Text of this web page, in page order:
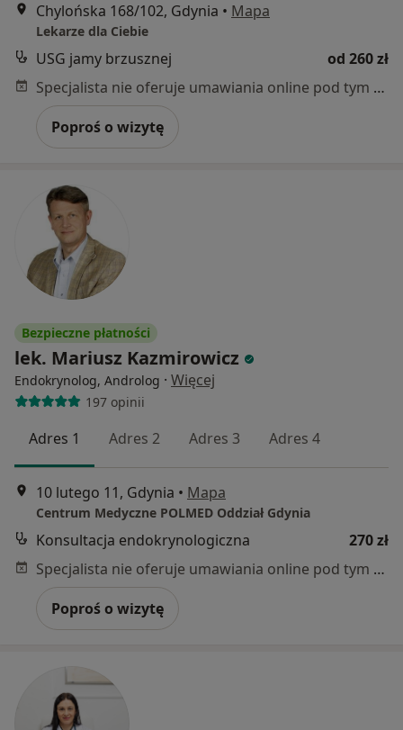
Chylońska 168/102, Gdynia • Mapa
Lekarze dla Ciebie
USG jamy brzusznej
od 260 zł
Specjalista nie oferuje umawiania online pod tym adresem.
Poproś o wizytę
Bezpieczne płatności
lek. Mariusz Kazmirowicz
Endokrynolog, Androlog · Więcej
197 opinii
Adres 1 Adres 2 Adres 3 Adres 4
10 lutego 11, Gdynia • Mapa
Centrum Medyczne POLMED Oddział Gdynia
Konsultacja endokrynologiczna
270 zł
Specjalista nie oferuje umawiania online pod tym adresem.
Poproś o wizytę